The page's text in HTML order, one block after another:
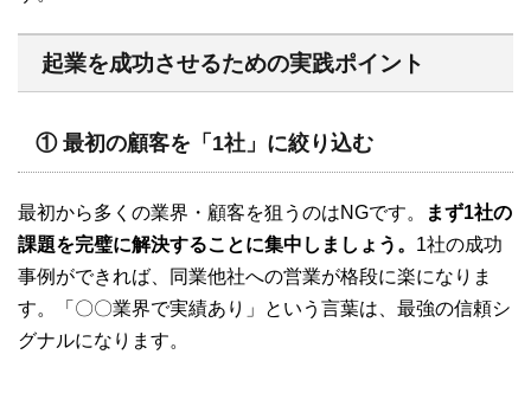
起業を成功させるための実践ポイント
① 最初の顧客を「1社」に絞り込む
最初から多くの業界・顧客を狙うのはNGです。
まず1社の
課題を完璧に解決することに集中しましょう。 1社の成功
事例ができれば、同業他社への営業が格段に楽になりま
す。「〇〇業界で実績あり」という言葉は、最強の信頼シ
グナルになります。